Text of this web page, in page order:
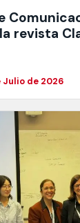
revista
Julio de 2026